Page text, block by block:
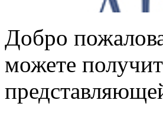
Добро
можете